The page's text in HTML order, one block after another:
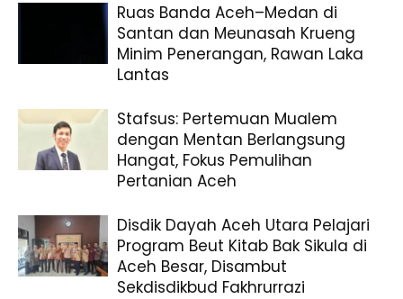
Ruas Banda Aceh–Medan di
Santan dan Meunasah Krueng
Minim Penerangan, Rawan Laka
Lantas
Stafsus: Pertemuan Mualem
dengan Mentan Berlangsung
Hangat, Fokus Pemulihan
Pertanian Aceh
Disdik Dayah Aceh Utara Pelajari
Program Beut Kitab Bak Sikula di
Aceh Besar, Disambut
Sekdisdikbud Fakhrurrazi